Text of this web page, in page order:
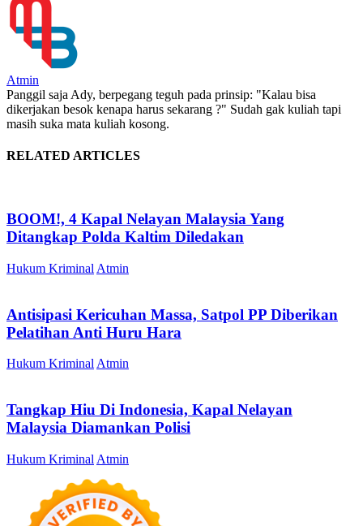
Atmin
Panggil saja Ady, berpegang teguh pada prinsip: "Kalau bisa
dikerjakan besok kenapa harus sekarang ?" Sudah gak kuliah tapi
masih suka mata kuliah kosong.
RELATED ARTICLES
BOOM!, 4 Kapal Nelayan Malaysia Yang
Ditangkap Polda Kaltim Diledakan
Hukum Kriminal Atmin
Antisipasi Kericuhan Massa, Satpol PP Diberikan
Pelatihan Anti Huru Hara
Hukum Kriminal Atmin
Tangkap Hiu Di Indonesia, Kapal Nelayan
Malaysia Diamankan Polisi
Hukum Kriminal Atmin